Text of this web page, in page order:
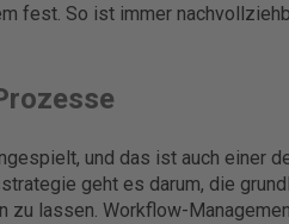
fest. So ist immer
und das ist auch einer
geht es darum, die
zu lassen. Workflow-